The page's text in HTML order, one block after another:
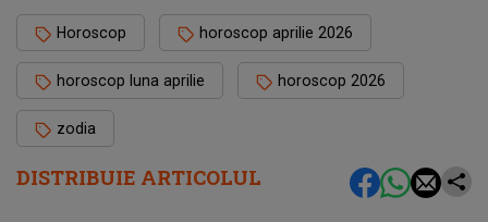
DISTRIBUIE ARTICOLUL
Horoscop horoscop aprilie 2026
horoscop luna aprilie horoscop 2026
zodia